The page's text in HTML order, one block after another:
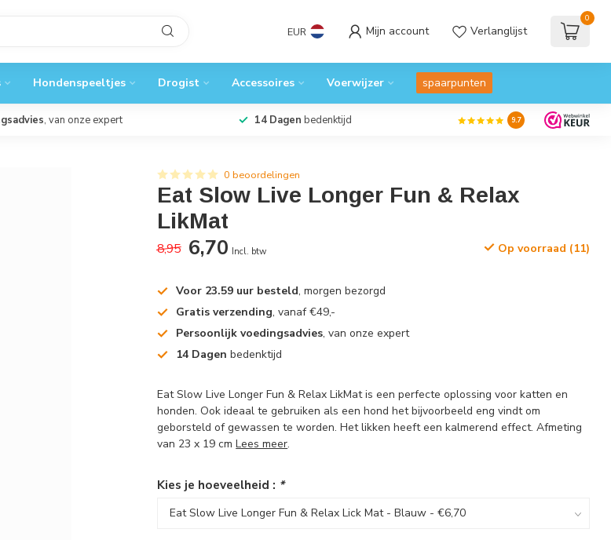
EUR Mijn account Verlanglijst
0
Hondenspeeltjes Drogist Accessoires Voerwijzer spaarpunten
, van onze expert 14 Dagen bedenktijd 9.7
0 beoordelingen
Eat Slow Live Longer Fun & Relax
LikMat
8,95 6,70 Incl. btw Op voorraad (11)
Voor 23.59 uur besteld, morgen bezorgd
Gratis verzending, vanaf €49,-
Persoonlijk voedingsadvies, van onze expert
14 Dagen bedenktijd
Eat Slow Live Longer Fun & Relax LikMat is een perfecte oplossing voor katten en
honden. Ook ideaal te gebruiken als een hond het bijvoorbeeld eng vindt om
geborsteld of gewassen te worden. Het likken heeft een kalmerend effect. Afmeting
van 23 x 19 cmLees meer.
Kies je hoeveelheid : *